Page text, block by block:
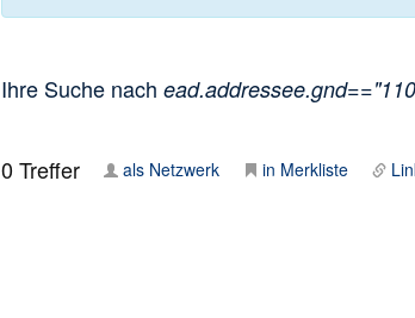
Ihre Suche nach
0Treffer als Netzwerk in Merkliste